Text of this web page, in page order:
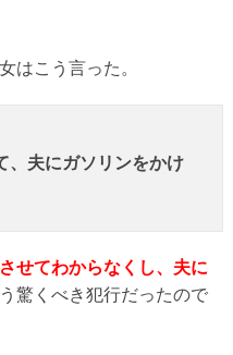
はこう言った。
、夫にガソリンをかけ
せてわからなくし、夫に
驚くべき犯行だったので